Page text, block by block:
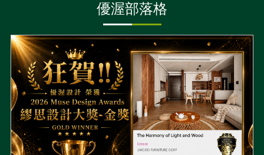
優渥部落格